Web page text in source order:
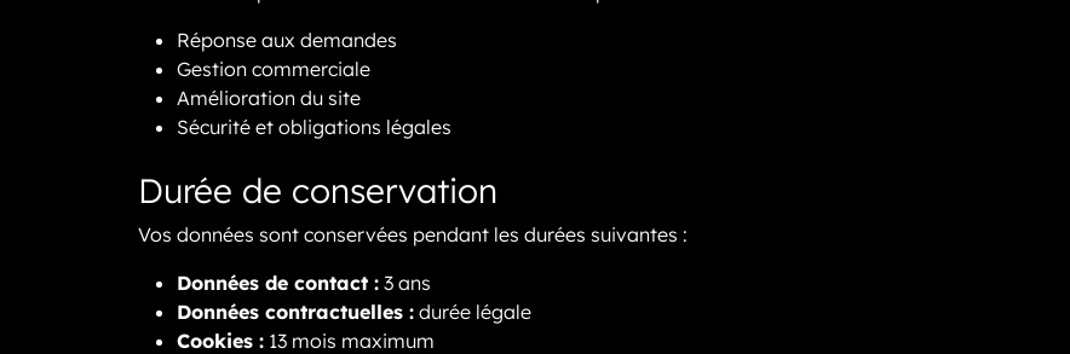
Réponse aux demandes
Gestion commerciale
Amélioration du site
Sécurité et obligations légales
Durée de conservation
Vos données sont conservées pendant les durées suivantes :
Données de contact : 3 ans
Données contractuelles : durée légale
Cookies : 13 mois maximum